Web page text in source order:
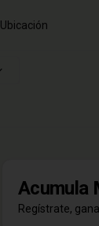
Ubicación
Acumula
Regístrate,